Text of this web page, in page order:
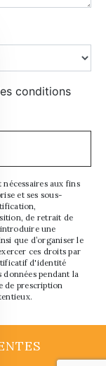
le
conditions
nécessaires aux fins
et ses sous-
de retrait de
une
que d’organiser le
ces droits par
d'identité
données pendant la
de prescription